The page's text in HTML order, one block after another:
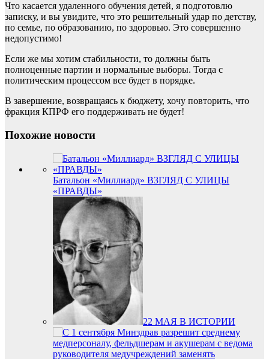
Что касается удаленного обучения детей, я подготовлю
записку, и вы увидите, что это решительный удар по детству,
по семье, по образованию, по здоровью. Это совершенно
недопустимо!
Если же мы хотим стабильности, то должны быть
полноценные партии и нормальные выборы. Тогда с
политическим процессом все будет в порядке.
В завершение, возвращаясь к бюджету, хочу повторить, что
фракция КПРФ его поддерживать не будет!
Похожие новости
Батальон «Миллиард» ВЗГЛЯД С УЛИЦЫ
«ПРАВДЫ»
22 МАЯ В ИСТОРИИ